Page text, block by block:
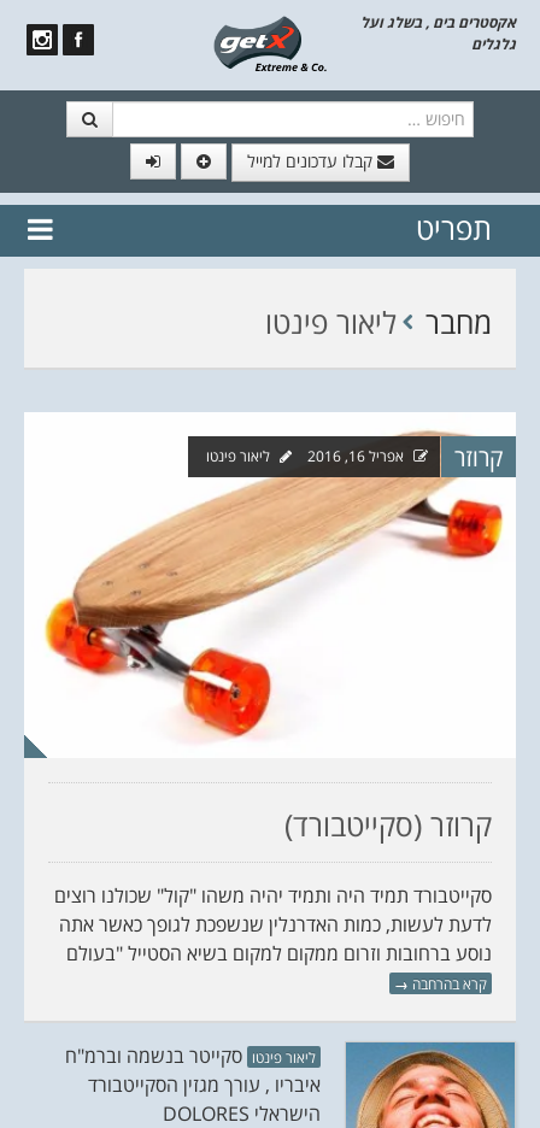
אקסטרים בים , בשלג ועל
גלגלים
קבלו עדכונים למייל
// הצטרף לרשימת תפוצה!
נשמח
לשלוח לך עדכונים חמים מהאתר
תפריט
דלג לתוכן
מחבר ליאור פינטו
קרוזר אפריל 16, 2016 ליאור פינטו
קרוזר (סקייטבורד)
סקייטבורד תמיד היה ותמיד יהיה משהו "קול" שכולנו רוצים
לדעת לעשות, כמות האדרנלין שנשפכת לגופך כאשר אתה
נוסע ברחובות וזרום ממקום למקום בשיא הסטייל "בעולם
קרא בהרחבה →
ליאור פינטו סקייטר בנשמה וברמ"ח
איבריו , עורך מגזין הסקייטבורד
הישראלי DOLORES